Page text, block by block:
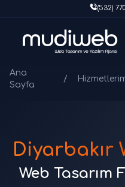
(532)
Ana
Sayfa
/
Diyarbakır
Web Tasarım